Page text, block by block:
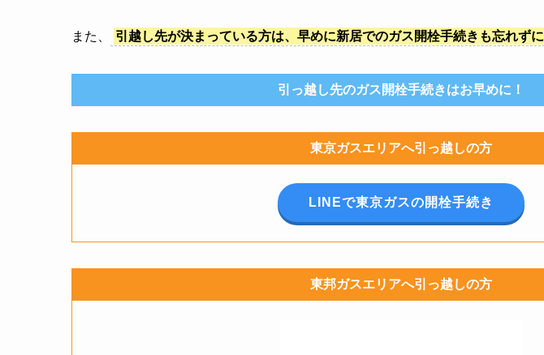
また、 引越し先が決まっている方は、早めに新居でのガス開栓手続きも忘れずに
引っ越し先のガス開栓手続きはお早めに！
東京ガスエリアへ引っ越しの方
LINEで東京ガスの開栓手続き
東邦ガスエリアへ引っ越しの方